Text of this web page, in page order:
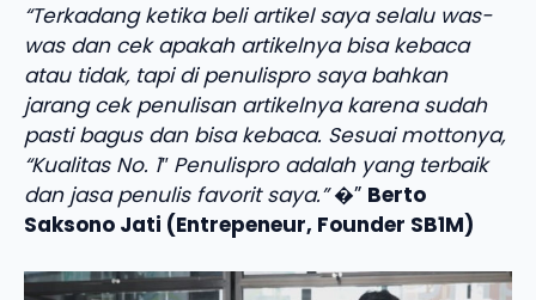
“Terkadang ketika beli artikel saya selalu was-
was dan cek apakah artikelnya bisa kebaca
atau tidak, tapi di penulispro saya bahkan
jarang cek penulisan artikelnya karena sudah
pasti bagus dan bisa kebaca. Sesuai mottonya,
“Kualitas No. 1″ Penulispro adalah yang terbaik
dan jasa penulis favorit saya.”�” Berto
Saksono Jati (Entrepeneur, Founder SB1M)